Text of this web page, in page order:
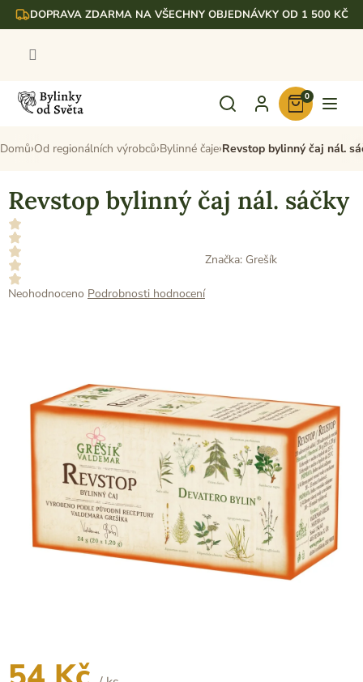
Přejít DOPRAVA ZDARMA NA VŠECHNY OBJEDNÁVKY OD 1 500 KČ
Nákupní
košík
0
Domů Od regionálních výrobců Bylinné čaje Revstop bylinný čaj nál.
Revstop bylinný čaj nál. sáčky
Průměrné
hvězdiček.
Neohodnoceno Podrobnosti hodnocení
Značka: Grešík